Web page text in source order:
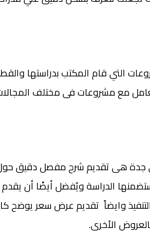
التي قام المكتب بدراستها
مع مشروعات فى مختلف
جدة هى تقديم شرح مفصل دقيق
الدراسة ويُفضل أيضًا أن
التنفيذ وايضاً تقديم عرض سعر
الأخرى.